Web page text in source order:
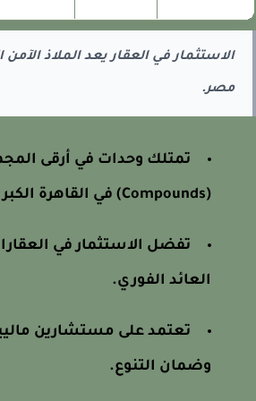
الاستثمار في العقار يعد الملاذ الآمن
مصر.
تمتلك وحدات في أرقى
تفضل الاستثمار في
العائد الفوري.
تعتمد على مستشارين
وضمان التنوع.